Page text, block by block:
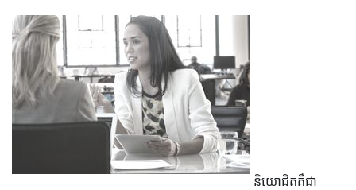
និយោជិតគឺជា